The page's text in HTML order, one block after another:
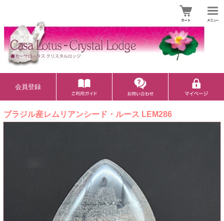
会員登録
ブラジル産レムリアンシード・ルース LEM286